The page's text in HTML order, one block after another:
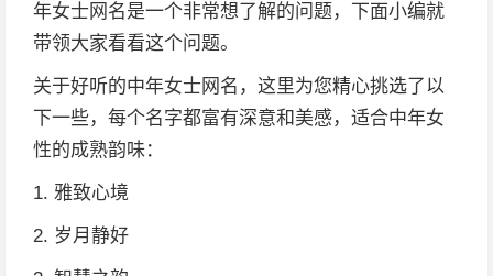
年女士网名是一个非常想了解的问题，下面小编就
带领大家看看这个问题。
关于好听的中年女士网名，这里为您精心挑选了以
下一些，每个名字都富有深意和美感，适合中年女
性的成熟韵味：
1. 雅致心境
2. 岁月静好